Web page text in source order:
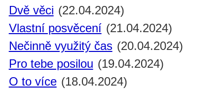
Dvě věci (22.04.2024)
Vlastní posvěcení (21.04.2024)
Nečinně využitý čas (20.04.2024)
Pro tebe posilou (19.04.2024)
O to více (18.04.2024)